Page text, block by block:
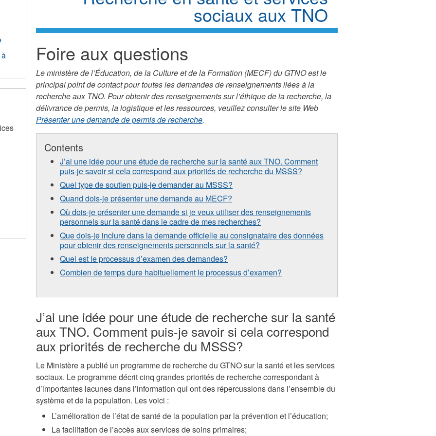
sociaux aux TNO
Foire aux questions
Le ministère de l’Éducation, de la Culture et de la Formation (MECF) du GTNO est le
principal point de contact pour toutes les demandes de renseignements liées à la
recherche aux TNO. Pour obtenir des renseignements sur l’éthique de la recherche, la
délivrance de permis, la logistique et les ressources, veuillez consulter le site Web
Présenter une demande de permis de recherche.
Contents
J’ai une idée pour une étude de recherche sur la santé aux TNO. Comment
puis-je savoir si cela correspond aux priorités de recherche du MSSS?
Quel type de soutien puis-je demander au MSSS?
Quand dois-je présenter une demande au MECF?
Où dois-je présenter une demande si je veux utiliser des renseignements
personnels sur la santé dans le cadre de mes recherches?
Que dois-je inclure dans la demande officielle au consignataire des données
pour obtenir des renseignements personnels sur la santé?
Quel est le processus d’examen des demandes?
Combien de temps dure habituellement le processus d’examen?
J’ai une idée pour une étude de recherche sur la santé
aux TNO. Comment puis-je savoir si cela correspond
aux priorités de recherche du MSSS?
Le Ministère a publié un programme de recherche du GTNO sur la santé et les services
sociaux. Le programme décrit cinq grandes priorités de recherche correspondant à
d’importantes lacunes dans l’information qui ont des répercussions dans l’ensemble du
système et de la population. Les voici :
L’amélioration de l’état de santé de la population par la prévention et l’éducation;
La facilitation de l’accès aux services de soins primaires;